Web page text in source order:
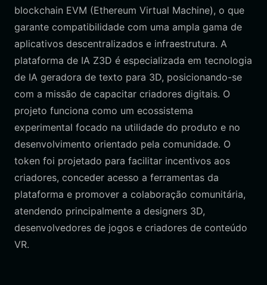
blockchain EVM (Ethereum Virtual Machine), o que
garante compatibilidade com uma ampla gama de
aplicativos descentralizados e infraestrutura. A
plataforma de IA Z3D é especializada em tecnologia
de IA geradora de texto para 3D, posicionando-se
com a missão de capacitar criadores digitais. O
projeto funciona como um ecossistema
experimental focado na utilidade do produto e no
desenvolvimento orientado pela comunidade. O
token foi projetado para facilitar incentivos aos
criadores, conceder acesso a ferramentas da
plataforma e promover a colaboração comunitária,
atendendo principalmente a designers 3D,
desenvolvedores de jogos e criadores de conteúdo
VR.